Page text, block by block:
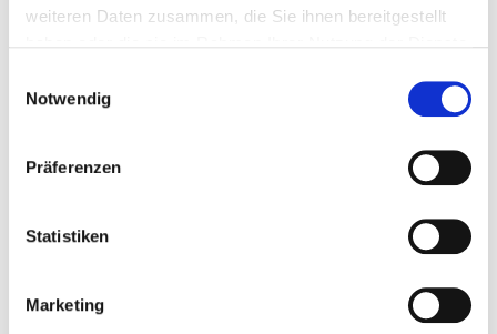
weiteren Daten zusammen, die Sie ihnen bereitgestellt
Notwendig
Präferenzen
Statistiken
Marketing
BRUTUS
wkręcania